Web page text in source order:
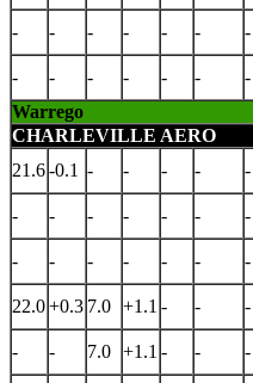
- - - - - - -
- - - - - - -
Warrego
CHARLEVILLE AERO
21.6-0.1 - - - - -
- - - - - - -
- - - - - - -
22.0+0.3 7.0 +1.1 - - -
- - 7.0 +1.1 - - -